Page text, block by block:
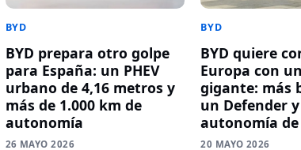
BYD
BYD prepara otro golpe
para España: un PHEV
urbano de 4,16 metros y
más de 1.000 km de
autonomía
26 MAYO 2026
BYD
BYD quiere
Europa con
gigante: más
un Defender
autonomía de
20 MAYO 2026